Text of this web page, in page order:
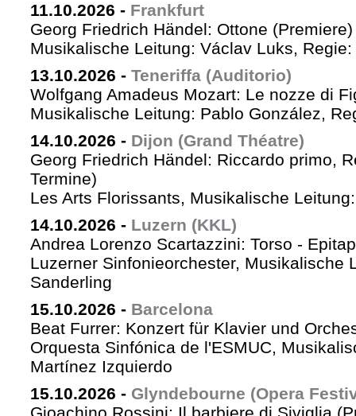
11.10.2026 - Frankfurt
Georg Friedrich Händel: Ottone (Premiere)
Musikalische Leitung: Václav Luks,
13.10.2026 - Teneriffa (Auditorio)
Wolfgang Amadeus Mozart: Le nozze di
Musikalische Leitung: Pablo González,
14.10.2026 - Dijon (Grand Théatre)
Georg Friedrich Händel: Riccardo primo,
Termine)
Les Arts Florissants, Musikalische
14.10.2026 - Luzern (KKL)
Andrea Lorenzo Scartazzini: Torso -
Luzerner Sinfonieorchester, Musikalische
Sanderling
15.10.2026 - Barcelona
Beat Furrer: Konzert für Klavier und
Orquesta Sinfónica de l'ESMUC,
Martínez Izquierdo
15.10.2026 - Glyndebourne (Opera